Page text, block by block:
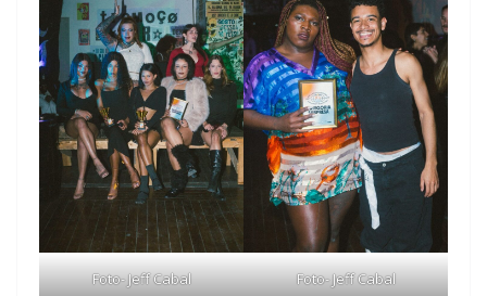
Foto- Jeff Cabal Foto- Jeff Cabal